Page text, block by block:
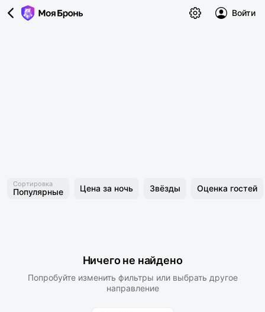
Войти
Сортировка
Популярные Цена за ночь Звёзды Оценка гостей
Ничего не найдено
Попробуйте изменить фильтры или выбрать другое
направление